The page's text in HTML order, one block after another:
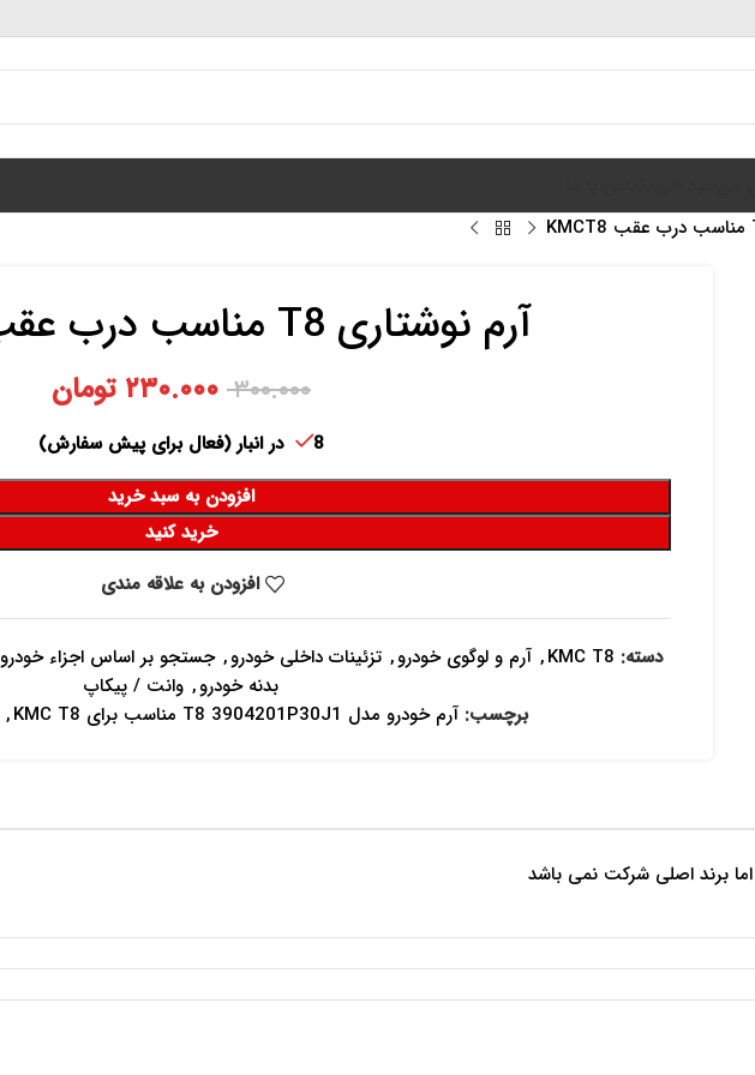
آرم نوشتاری T8 مناسب درب عقب KMCT8
۳۰۰.۰۰۰ ۲۳۰.۰۰۰ تومان
8 در انبار (فعال برای پیش سفارش)
افزودن به سبد خرید
خرید کنید
افزودن به علاقه مندی
دسته: KMC T8
, آرم و لوگوی خودرو, تزئینات داخلی خودرو, جستجو بر اساس اجزاء خودرو
بدنه خودرو, وانت / پیکاپ
برچسب: آرم خودرو مدل T8 3904201P30J1 مناسب برای KMC T8 ,
برند اصلی شرکت نمی باشد